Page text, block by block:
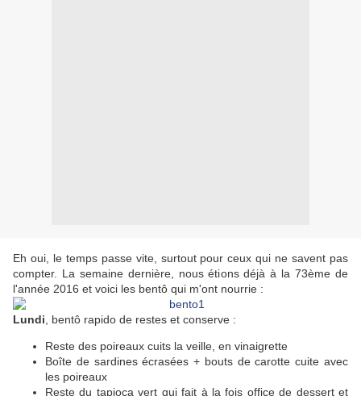
Eh oui, le temps passe vite, surtout pour ceux qui ne savent pas
compter. La semaine dernière, nous étions déjà à la 73ème de
l'année 2016 et voici les bentô qui m'ont nourrie :
Lundi , bentô rapido de restes et conserve :
Reste des poireaux cuits la veille, en vinaigrette
Boîte de sardines écrasées + bouts de carotte cuite avec
les poireaux
Reste du tapioca vert qui fait à la fois office de dessert et